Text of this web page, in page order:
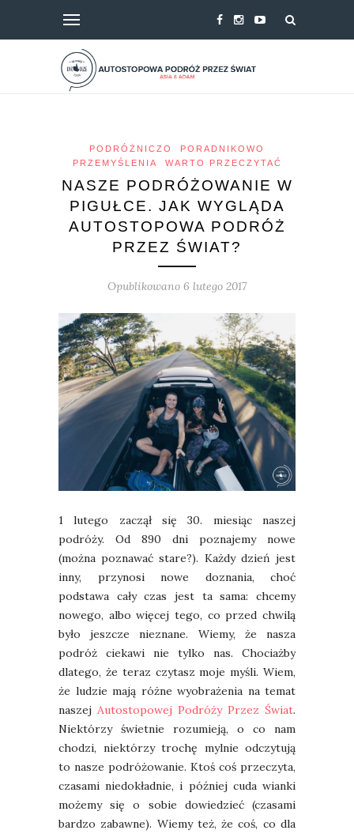
PODRÓŻNICZO
PORADNIKOWO
PRZEMYŚLENIA
WARTO PRZECZYTAĆ
NASZE PODRÓŻOWANIE W
PIGUŁCE. JAK WYGLĄDA
AUTOSTOPOWA PODRÓŻ
PRZEZ ŚWIAT?
Opublikowano 6 lutego 2017
1 lutego zaczął się 30. miesiąc naszej
podróży. Od 890 dni poznajemy nowe
(można poznawać stare?). Każdy dzień jest
inny, przynosi nowe doznania, choć
podstawa cały czas jest ta sama: chcemy
nowego, albo więcej tego, co przed chwilą
było jeszcze nieznane. Wiemy, że nasza
podróż ciekawi nie tylko nas. Chociażby
dlatego, że teraz czytasz moje myśli. Wiem,
że ludzie mają różne wyobrażenia na temat
naszej Autostopowej Podróży Przez Świat.
Niektórzy świetnie rozumieją, o co nam
chodzi, niektórzy trochę mylnie odczytują
to nasze podróżowanie. Ktoś coś przeczyta,
czasami niedokładnie, i później cuda wianki
możemy się o sobie dowiedzieć (czasami
bardzo zabawne). Wiemy też, że coś, co dla